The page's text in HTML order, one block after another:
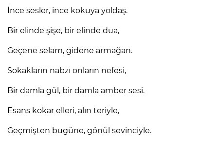
İnce sesler, ince kokuya yoldaş.
Bir elinde şişe, bir elinde dua,
Geçene selam, gidene armağan.
Sokakların nabzı onların nefesi,
Bir damla gül, bir damla amber sesi.
Esans kokar elleri, alın teriyle,
Geçmişten bugüne, gönül sevinciyle.